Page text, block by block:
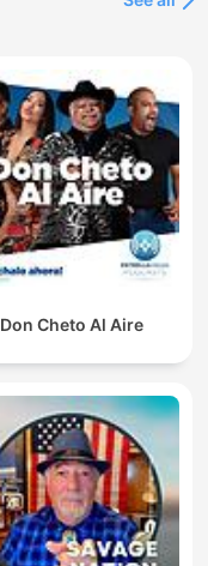
Don Cheto Al Aire